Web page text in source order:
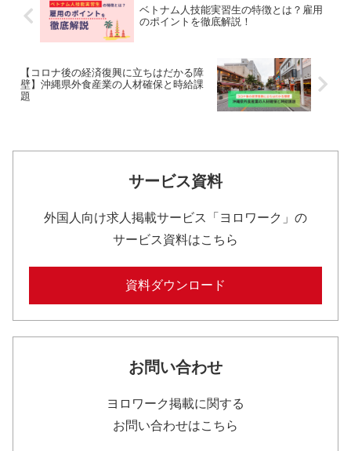
ベトナム人技能実習生の特徴とは？雇用
のポイントを徹底解説！
【コロナ後の経済復興に立ちはだかる障
壁】沖縄県外食産業の人材確保と時給課
題
サービス資料
外国人向け求人掲載サービス「ヨロワーク」の
サービス資料はこちら
資料ダウンロード
お問い合わせ
ヨロワーク掲載に関する
お問い合わせはこちら